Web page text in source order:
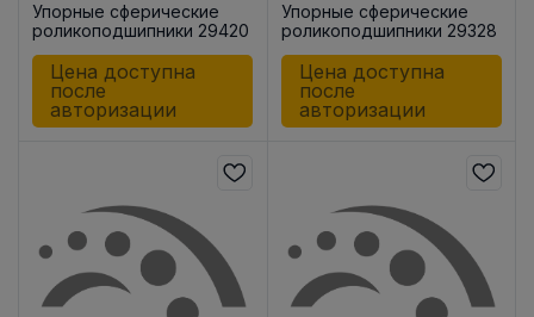
Упорные сферические
роликоподшипники 29420
Цена доступна
после
авторизации
Упорные сферические
роликоподшипники 29328
Цена доступна
после
авторизации